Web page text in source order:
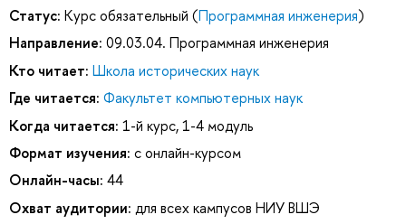
Статус: Курс обязательный (Программная инженерия)
Направление: 09.03.04. Программная инженерия
Кто читает: Школа исторических наук
Где читается: Факультет компьютерных наук
Когда читается: 1-й курс, 1-4 модуль
Формат изучения: с онлайн-курсом
Онлайн-часы: 44
Охват аудитории: для всех кампусов НИУ ВШЭ